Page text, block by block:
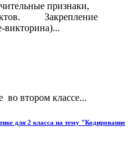
признаки,
Закрепление
викторина)...
втором классе...
для 2 класса на тему "Кодирование